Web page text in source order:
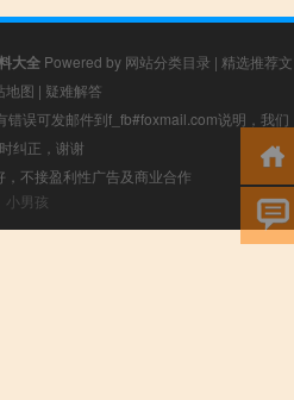
大全Powered by 网站分类目录 | 精选推荐文
地图 | 疑难解答
错误可发邮件到f_fb#foxmail.com说明，我们
纠正，谢谢
不接盈利性广告及商业合作
小男孩